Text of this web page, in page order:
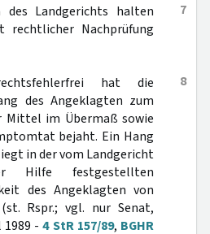
7
des Landgerichts halten
Nachprüfung
8
hat die
des Angeklagten zum
Mittel im Übermaß sowie
bejaht. Ein Hang
in der vom Landgericht
Hilfe festgestellten
des Angeklagten von
Rspr.; vgl. nur Senat,
1989 -4 StR 157/89, BGHR